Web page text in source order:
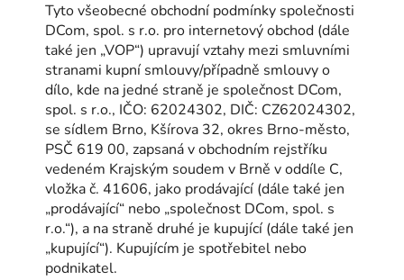
Tyto všeobecné obchodní podmínky společnosti
DCom, spol. s r.o. pro internetový obchod (dále
také jen „VOP“) upravují vztahy mezi smluvními
stranami kupní smlouvy/případně smlouvy o
dílo, kde na jedné straně je společnost DCom,
spol. s r.o., IČO: 62024302, DIČ: CZ62024302,
se sídlem Brno, Kšírova 32, okres Brno-město,
PSČ 619 00, zapsaná v obchodním rejstříku
vedeném Krajským soudem v Brně v oddíle C,
vložka č. 41606, jako prodávající (dále také jen
„prodávající“ nebo „společnost DCom, spol. s
r.o.“), a na straně druhé je kupující (dále také jen
„kupující“). Kupujícím je spotřebitel nebo
podnikatel.